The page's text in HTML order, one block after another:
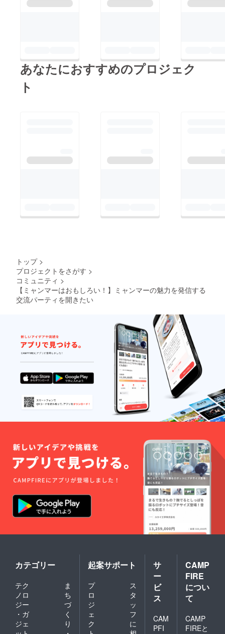
ミャンマー人との交流
す。 今後とも、NPO
リンクトゥミャンマー
にはたくさんありま
いかなど、現場の視点
あなたにおすすめのプロジェク
ト
トップ >
プロジェクトをさがす >
コミュニティ >
【ミャンマーはおもしろい！】ミャンマーの魅力を発信する
交流パーティを開きたい
カテゴリー
テク
ノロ
ジー
・ガ
ジェ
ま
ち
づ
く
り
起案サポート
プ
ロ
ジ
ェ
ク
ス
タ
ッ
フ
に
サ
ー
ビ
ス
CAM
PFI
CAMP
FIRE
につい
て
CAMP
FIREと